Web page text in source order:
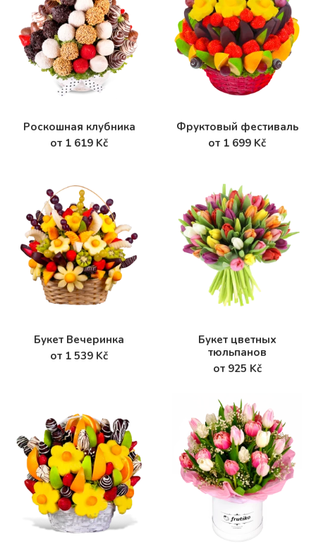
Роскошная клубника
от 1 619 Kč
Фруктовый фестиваль
от 1 699 Kč
Букет Вечеринка
от 1 539 Kč
Букет цветных
тюльпанов
от 925 Kč